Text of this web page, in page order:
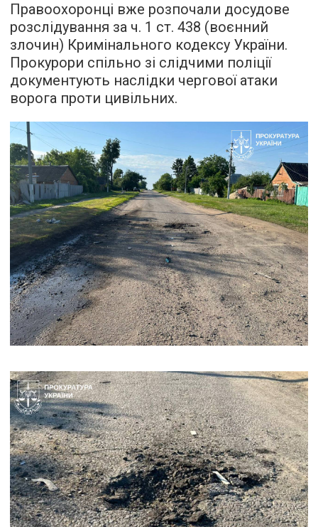
Правоохоронці вже розпочали досудове
розслідування за ч. 1 ст. 438 (воєнний
злочин) Кримінального кодексу України.
Прокурори спільно зі слідчими поліції
документують наслідки чергової атаки
ворога проти цивільних.